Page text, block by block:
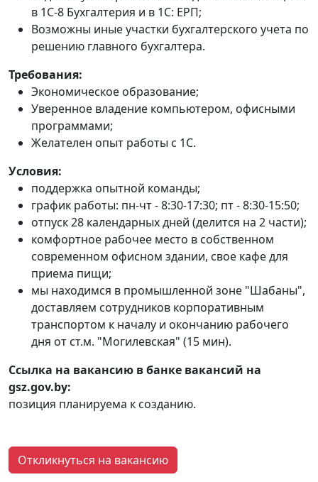
в 1С-8 Бухгалтерия и в 1С: ЕРП;
Возможны иные участки бухгалтерского учета по
решению главного бухгалтера.
Требования:
Экономическое образование;
Уверенное владение компьютером, офисными
программами;
Желателен опыт работы с 1С.
Условия:
поддержка опытной команды;
график работы: пн-чт - 8:30-17:30; пт - 8:30-15:50;
отпуск 28 календарных дней (делится на 2 части);
комфортное рабочее место в собственном
современном офисном здании, свое кафе для
приема пищи;
мы находимся в промышленной зоне "Шабаны",
доставляем сотрудников корпоративным
транспортом к началу и окончанию рабочего
дня от ст.м. "Могилевская" (15 мин).
Ссылка на вакансию в банке вакансий на
gsz.gov.⁣by:
позиция планируема к созданию.​​​​​​​​​​​​​​
Откликнуться на вакансию